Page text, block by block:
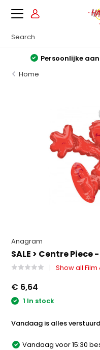
Persoonlijke
Home
Anagram
SALE > Centre
Show all Film
€ 6,64
1 In stock
Vandaag is alles
Vandaag voor 15:30